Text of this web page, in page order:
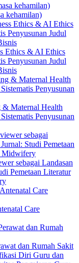
kehamilan)
Ethics & AI Ethics
Penyusunan Judul
& Maternal Health
Penyusunan
sebagai Landasan
Pemetaan Literatur
Care
dan Rumah Sakit